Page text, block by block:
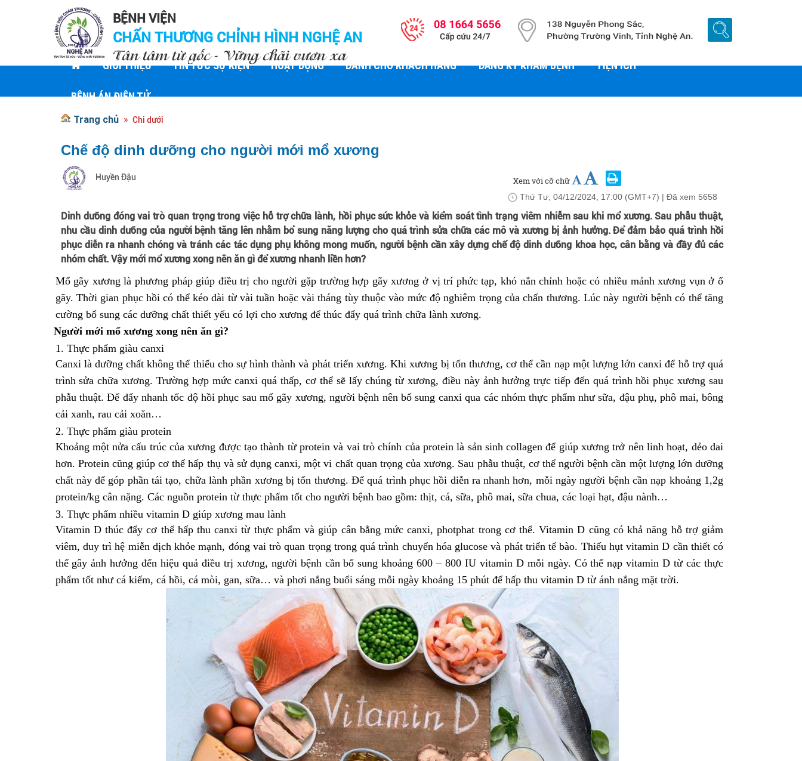
BỆNH VIỆN
CHẤN THƯƠNG CHỈNH HÌNH NGHỆ AN
Tận tâm từ gốc - Vững chãi vươn xa
GIỚI THIỆU TIN TỨC SỰ KIỆN HOẠT ĐỘNG DÀNH CHO KHÁCH HÀNG ĐĂNG KÝ KHÁM BỆNH TIỆN ÍCH
BỆNH ÁN ĐIỆN TỬ
Trang chủ Chi dưới
Chế độ dinh dưỡng cho người mới mổ xương
Huyền Đậu Xem với cỡ chữ
Thứ Tư, 04/12/2024, 17:00 (GMT+7) | Đã xem 5658
Dinh dưỡng đóng vai trò quan trọng trong việc hỗ trợ chữa lành, hồi phục sức khỏe và kiểm soát tình trạng viêm nhiễm sau khi mổ xương. Sau phẫu thuật,
nhu cầu dinh dưỡng của người bệnh tăng lên nhằm bổ sung năng lượng cho quá trình sửa chữa các mô và xương bị ảnh hưởng. Để đảm bảo quá trình hồi
phục diễn ra nhanh chóng và tránh các tác dụng phụ không mong muốn, người bệnh cần xây dựng chế độ dinh dưỡng khoa học, cân bằng và đầy đủ các
nhóm chất. Vậy mới mổ xương xong nên ăn gì để xương nhanh liền hơn?
Mổ gãy xương là phương pháp giúp điều trị cho người gặp trường hợp gãy xương ở vị trí phức tạp, khó nắn chỉnh hoặc có nhiều mảnh xương vụn ở ổ
gãy. Thời gian phục hồi có thể kéo dài từ vài tuần hoặc vài tháng tùy thuộc vào mức độ nghiêm trọng của chấn thương. Lúc này người bệnh có thể tăng
cường bổ sung các dưỡng chất thiết yếu có lợi cho xương để thúc đẩy quá trình chữa lành xương.
Người mới mổ xương xong nên ăn gì?
1. Thực phẩm giàu canxi
Canxi là dưỡng chất không thể thiếu cho sự hình thành và phát triển xương. Khi xương bị tổn thương, cơ thể cần nạp một lượng lớn canxi để hỗ trợ quá
trình sửa chữa xương. Trường hợp mức canxi quá thấp, cơ thể sẽ lấy chúng từ xương, điều này ảnh hưởng trực tiếp đến quá trình hồi phục xương sau
phẫu thuật.Để đẩy nhanh tốc độ hồi phục sau mổ gãy xương, người bệnh nên bổ sung canxi qua các nhóm thực phẩm như sữa, đậu phụ, phô mai, bông
cải xanh, rau cải xoăn…
2. Thực phẩm giàu protein
Khoảng một nửa cấu trúc của xương được tạo thành từ protein và vai trò chính của protein là sản sinh collagen để giúp xương trở nên linh hoạt, dẻo dai
hơn. Protein cũng giúp cơ thể hấp thụ và sử dụng canxi, một vi chất quan trọng của xương. Sau phẫu thuật, cơ thể người bệnh cần một lượng lớn dưỡng
chất này để góp phần tái tạo, chữa lành phần xương bị tổn thương. Để quá trình phục hồi diễn ra nhanh hơn, mỗi ngày người bệnh cần nạp khoảng 1,2g
protein/kg cân nặng. Các nguồn protein từ thực phẩm tốt cho người bệnh bao gồm: thịt, cá, sữa, phô mai, sữa chua, các loại hạt, đậu nành…
3. Thực phẩm nhiều vitamin D giúp xương mau lành
Vitamin D thúc đẩy cơ thể hấp thu canxi từ thực phẩm và giúp cân bằng mức canxi, photphat trong cơ thể. Vitamin D cũng có khả năng hỗ trợ giảm
viêm, duy trì hệ miễn dịch khỏe mạnh, đóng vai trò quan trọng trong quá trình chuyển hóa glucose và phát triển tế bào. Thiếu hụt vitamin D cần thiết có
thể gây ảnh hưởng đến hiệu quả điều trị xương, người bệnh cần bổ sung khoảng 600 – 800 IU vitamin D mỗi ngày. Có thể nạp vitamin D từ các thực
phẩm tốt như cá kiếm, cá hồi, cá mòi, gan, sữa… và phơi nắng buổi sáng mỗi ngày khoảng 15 phút để hấp thu vitamin D từ ánh nắng mặt trời.